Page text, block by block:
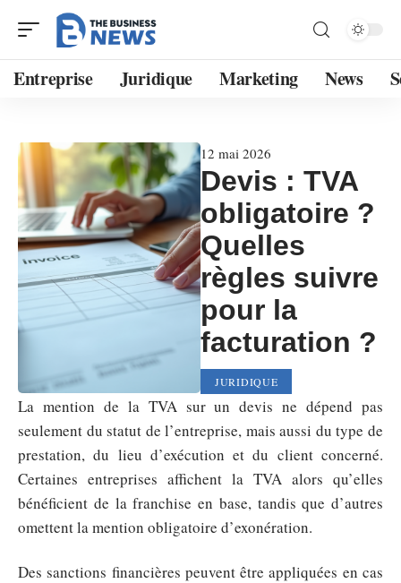
Entreprise Juridique Marketing News
12 mai 2026
Devis : TVA
obligatoire ?
Quelles
règles suivre
pour la
facturation ?
JURIDIQUE
La mention de la TVA sur un devis ne dépend pas
seulement du statut de l’entreprise, mais aussi du type de
prestation, du lieu d’exécution et du client concerné.
Certaines entreprises affichent la TVA alors qu’elles
bénéficient de la franchise en base, tandis que d’autres
omettent la mention obligatoire d’exonération.
Des sanctions financières peuvent être appliquées en cas